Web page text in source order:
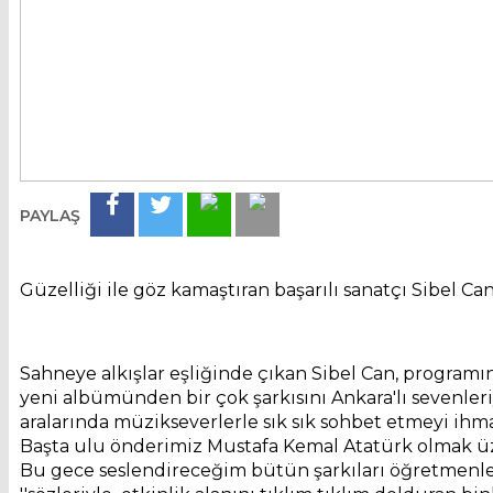
PAYLAŞ
Güzelliği ile göz kamaştıran başarılı sanatçı Sibel
Sahneye alkışlar eşliğinde çıkan Sibel Can,
yeni albümünden bir çok şarkısını Ankara'lı
aralarında müzikseverlerle sık sık sohbet etmeyi
Başta ulu önderimiz Mustafa Kemal Atatürk
Bu gece seslendireceğim bütün şarkıları